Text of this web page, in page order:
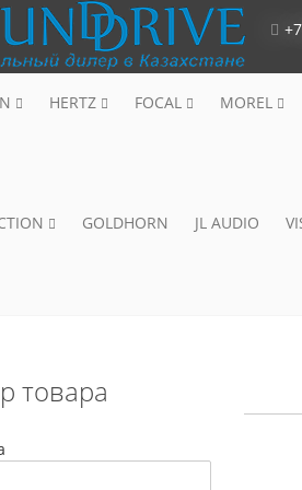
HERTZ FOCAL MOREL
GOLDHORN JL AUDIO
товара